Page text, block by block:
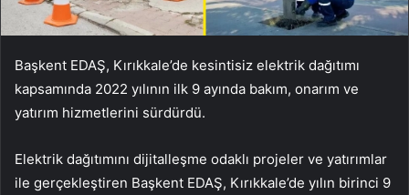
Başkent EDAŞ, Kırıkkale’de kesintisiz elektrik dağıtımı
kapsamında 2022 yılının ilk 9 ayında bakım, onarım ve
yatırım hizmetlerini sürdürdü.
Elektrik dağıtımını dijitalleşme odaklı projeler ve yatırımlar
ile gerçekleştiren Başkent EDAŞ, Kırıkkale’de yılın birinci 9